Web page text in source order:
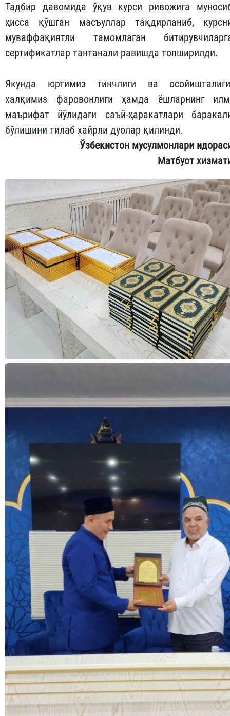
Тадбир давомида ўқув курси ривожига
ҳисса қўшган масъуллар тақдирланиб,
муваффақиятли тамомлаган
сертификатлар тантанали равишда топширилди.
Якунда юртимиз тинчлиги ва
халқимиз фаровонлиги ҳамда ёшларнинг
маърифат йўлидаги саъй-ҳаракатлари
бўлишини тилаб хайрли дуолар қилинди.
Ўзбекистон мусулмонлари
Матбуот